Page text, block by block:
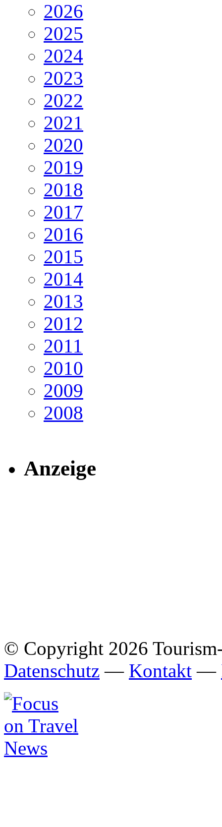
2026
2025
2024
2023
2022
2021
2020
2019
2018
2017
2016
2015
2014
2013
2012
2011
2010
2009
2008
Anzeige
© Copyright 2026
Datenschutz — Kontakt —